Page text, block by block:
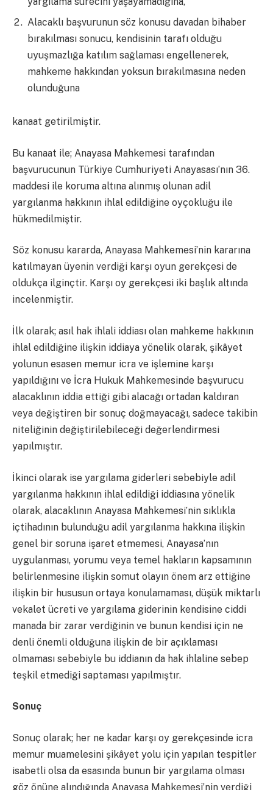
Alacaklı başvurunun söz konusu davadan bihaber
bırakılması sonucu, kendisinin tarafı olduğu
uyuşmazlığa katılım sağlaması engellenerek,
mahkeme hakkından yoksun bırakılmasına neden
olunduğuna
kanaat getirilmiştir.
Bu kanaat ile; Anayasa Mahkemesi tarafından
başvurucunun Türkiye Cumhuriyeti Anayasası’nın 36.
maddesi ile koruma altına alınmış olunan adil
yargılanma hakkının ihlal edildiğine oyçokluğu ile
hükmedilmiştir.
Söz konusu kararda, Anayasa Mahkemesi’nin kararına
katılmayan üyenin verdiği karşı oyun gerekçesi de
oldukça ilginçtir. Karşı oy gerekçesi iki başlık altında
incelenmiştir.
İlk olarak; asıl hak ihlali iddiası olan mahkeme hakkının
ihlal edildiğine ilişkin iddiaya yönelik olarak, şikâyet
yolunun esasen memur icra ve işlemine karşı
yapıldığını ve İcra Hukuk Mahkemesinde başvurucu
alacaklının iddia ettiği gibi alacağı ortadan kaldıran
veya değiştiren bir sonuç doğmayacağı, sadece takibin
niteliğinin değiştirilebileceği değerlendirmesi
yapılmıştır.
İkinci olarak ise yargılama giderleri sebebiyle adil
yargılanma hakkının ihlal edildiği iddiasına yönelik
olarak, alacaklının Anayasa Mahkemesi’nin sıklıkla
içtihadının bulunduğu adil yargılanma hakkına ilişkin
genel bir soruna işaret etmemesi, Anayasa’nın
uygulanması, yorumu veya temel hakların kapsamının
belirlenmesine ilişkin somut olayın önem arz ettiğine
ilişkin bir hususun ortaya konulamaması, düşük miktarlı
vekalet ücreti ve yargılama giderinin kendisine ciddi
manada bir zarar verdiğinin ve bunun kendisi için ne
denli önemli olduğuna ilişkin de bir açıklaması
olmaması sebebiyle bu iddianın da hak ihlaline sebep
teşkil etmediği saptaması yapılmıştır.
Sonuç
Sonuç olarak; her ne kadar karşı oy gerekçesinde icra
memur muamelesini şikâyet yolu için yapılan tespitler
isabetli olsa da esasında bunun bir yargılama olması
göz önüne alındığında Anayasa Mahkemesi’nin verdiği